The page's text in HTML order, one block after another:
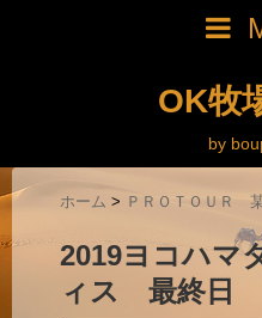
OK牧
by
ホーム > ＰＲＯＴＯＵＲ
2019ヨコハマ
ィス 最終日